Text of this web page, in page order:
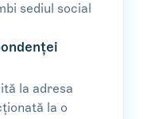
sediul social
la adresa
la o